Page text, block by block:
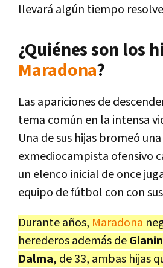
llevará algún tiempo
¿Quiénes son los
Maradona?
Las apariciones de
tema común en la intensa
Una de sus hijas bromeó
exmediocampista ofensivo
un elenco inicial de once
equipo de fútbol con con
Durante años, Maradona
herederos además de
Dalma, de 33, ambas hijas